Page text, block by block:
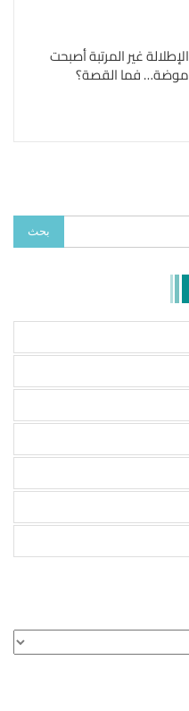
الإطلالة غير المرتبة أصبحت
موضة… فما القصة؟